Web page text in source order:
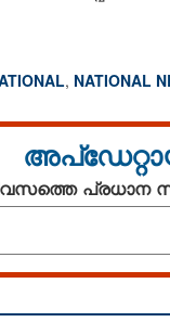
, NATIONAL
പ്രധാന
രാജ്യത്തെ മതനേതാക്കളെയും